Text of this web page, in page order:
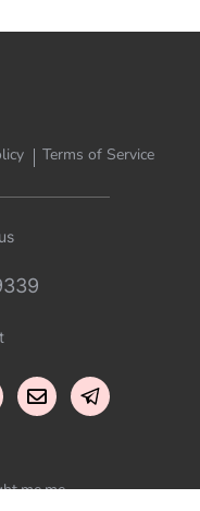
Terms of Service